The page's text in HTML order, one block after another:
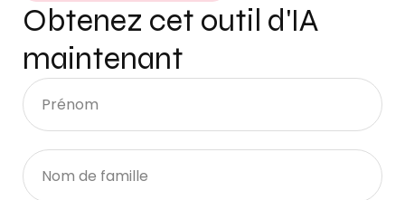
Obtenez cet outil d'IA
maintenant